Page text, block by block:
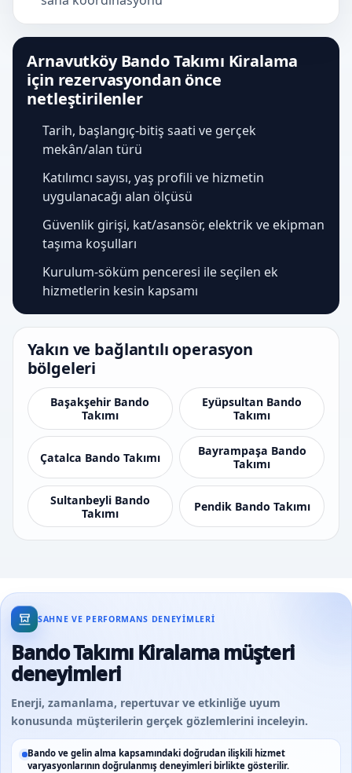
Arnavutköy Bando Takımı Kiralama
için rezervasyondan önce
netleştirilenler
Tarih, başlangıç-bitiş saati ve gerçek
mekân/alan türü
Katılımcı sayısı, yaş profili ve hizmetin
uygulanacağı alan ölçüsü
Güvenlik girişi, kat/asansör, elektrik ve ekipman
taşıma koşulları
Kurulum-söküm penceresi ile seçilen ek
hizmetlerin kesin kapsamı
Yakın ve bağlantılı operasyon
bölgeleri
Başakşehir Bando
Takımı
Eyüpsultan Bando
Takımı
Çatalca Bando Takımı
Bayrampaşa Bando
Takımı
Sultanbeyli Bando
Takımı
Pendik Bando Takımı
SAHNE VE PERFORMANS DENEYIMLERI
Bando Takımı Kiralama müşteri
deneyimleri
Enerji, zamanlama, repertuvar ve etkinliğe uyum
konusunda müşterilerin gerçek gözlemlerini inceleyin.
Bando ve gelin alma kapsamındaki doğrudan ilişkili hizmet
varyasyonlarının doğrulanmış deneyimleri birlikte gösterilir.